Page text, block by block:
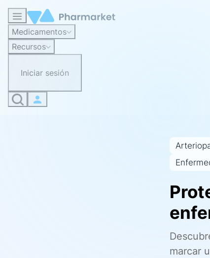
Medicamentos
Recursos
Iniciar sesión
marcar